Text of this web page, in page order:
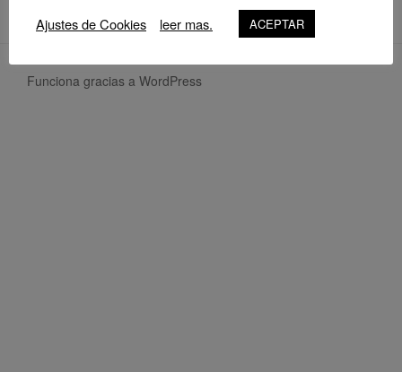
Funciona gracias a WordPress
Ajustes de Cookies
leer mas. ACEPTAR